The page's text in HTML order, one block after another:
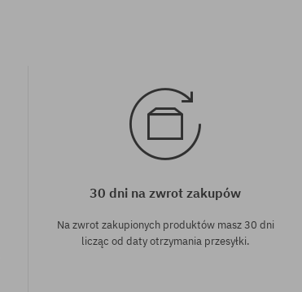
30 dni na zwrot zakupów
Na zwrot zakupionych produktów masz 30 dni
licząc od daty otrzymania przesyłki.